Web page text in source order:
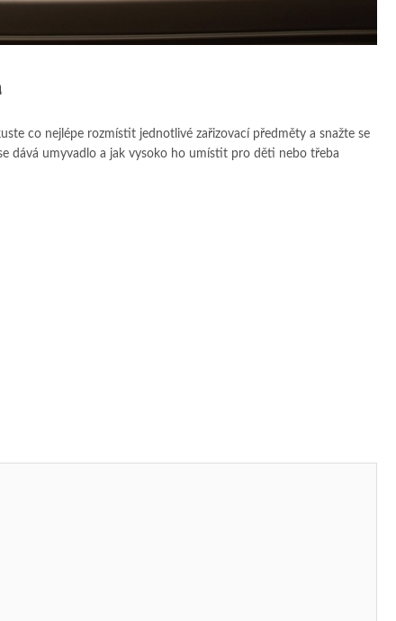
co nejlépe rozmístit jednotlivé zařizovací předměty a snažte se
dává umyvadlo a jak vysoko ho umístit pro děti nebo třeba